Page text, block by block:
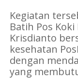
Kegiatan
Batih Pos
Krisdianto
kesehatan
dengan
yang